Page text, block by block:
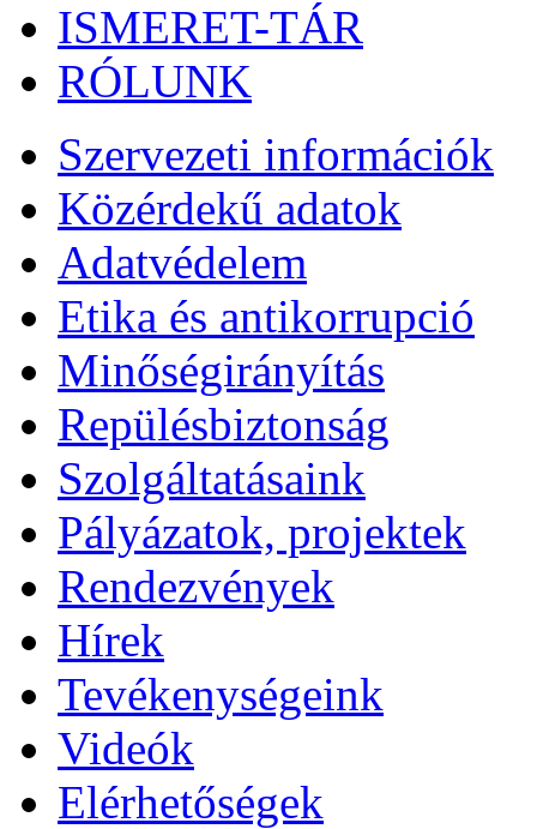
ISMERET-TÁR
RÓLUNK
Szervezeti információk
Közérdekű adatok
Adatvédelem
Etika és antikorrupció
Minőségirányítás
Repülésbiztonság
Szolgáltatásaink
Pályázatok, projektek
Rendezvények
Hírek
Tevékenységeink
Videók
Elérhetőségek